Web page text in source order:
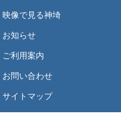
映像で見る神埼
お知らせ
ご利用案内
お問い合わせ
サイトマップ